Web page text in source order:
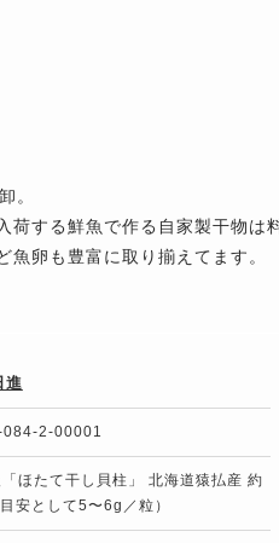
。
荷する鮮魚で作る自家製干物は
魚卵も豊富に取り揃えてます。
進
084-2-00001
ほたて干し貝柱」 北海道猿払産 約
安として5〜6g／粒）